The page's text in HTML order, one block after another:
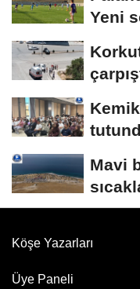
Yeni
Mavi
Köşe Yazarları
Üye Paneli